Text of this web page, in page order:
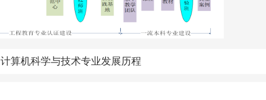
计算机科学与技术专业发展历程